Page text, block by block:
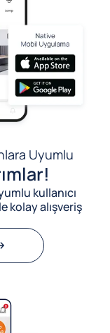
Uyumlu
kullanıcı
kolay alışveriş